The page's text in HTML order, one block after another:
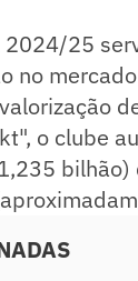
25
no
o clube